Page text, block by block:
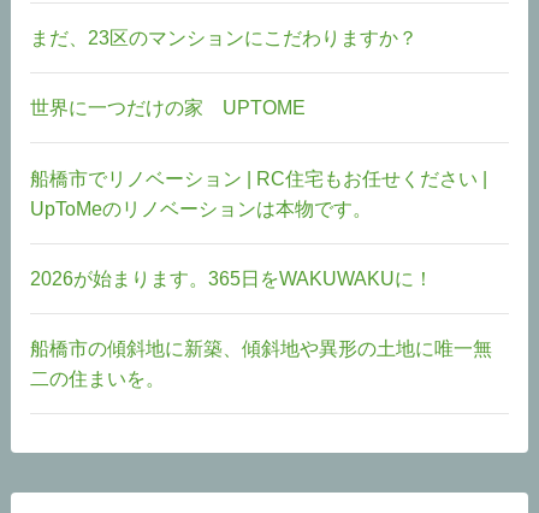
まだ、23区のマンションにこだわりますか？
世界に一つだけの家 UPTOME
船橋市でリノベーション | RC住宅もお任せください |
UpToMeのリノベーションは本物です。
2026が始まります。365日をWAKUWAKUに！
船橋市の傾斜地に新築、傾斜地や異形の土地に唯一無
二の住まいを。